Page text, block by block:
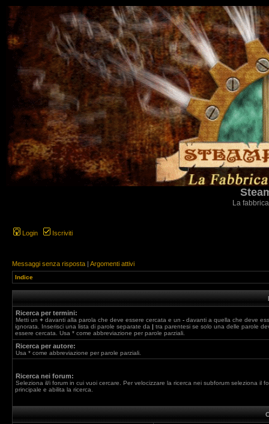
La
Login Iscriviti
Messaggi senza risposta | Argomenti attivi
Indice
Ricerca per termini:
Metti un + davanti alla parola che deve essere cercata e un - davanti a quella che deve
ignorata. Inserisci una lista di parole separate da | tra parentesi se solo una delle parole
essere cercata. Usa * come abbreviazione per parole parziali.
Ricerca per autore:
Usa * come abbreviazione per parole parziali.
Ricerca nei forum:
Seleziona il/i forum in cui vuoi cercare. Per velocizzare la ricerca nei subforum seleziona il
principale e abilita la ricerca.